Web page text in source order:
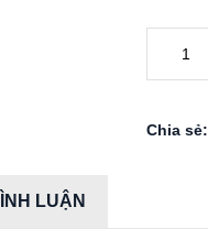
Chia sẻ:
LUẬN